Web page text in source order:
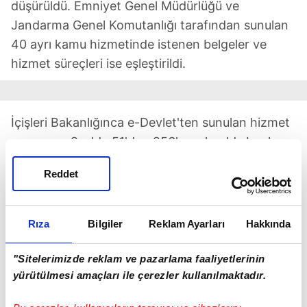
Rıza Bilgiler Reklam Ayarları Hakkında
"Sitelerimizde reklam ve pazarlama faaliyetlerinin
yürütülmesi amaçları ile çerezler kullanılmaktadır.
Reddet
düşürüldü. Emniyet Genel Müdürlüğü ve
Jandarma Genel Komutanlığı tarafından sunulan
40 ayrı kamu hizmetinde istenen belgeler ve
hizmet süreçleri ise eşleştirildi.
İçişleri Bakanlığınca e-Devlet'ten sunulan hizmet
sayısı son 2 yılda 51'den 256'ya çıkarıldı, bunların
147'si vatandaşa, 40'ı özel sektöre ve 69'u da
kamu kurumlarına sunulan hizmetleri oluşturdu.
Ceza Sorgulama"75 milyon,"İkametgah ve
"Nüfus Kayıt Örneği Belgesi Sorgulama"
hizmeti